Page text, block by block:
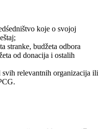
koje o svojoj
stranke, budžeta odbora
od donacija i ostalih
relevantnih organizacija ili